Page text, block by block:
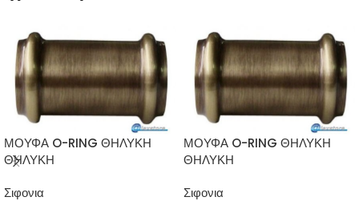
ΜΟΥΦΑ O-RING ΘΗΛΥΚΗ
ΘΗΛΥΚΗ
Σιφονια
ΜΟΥΦΑ O-RING ΘΗΛΥΚΗ
ΘΗΛΥΚΗ
Σιφονια